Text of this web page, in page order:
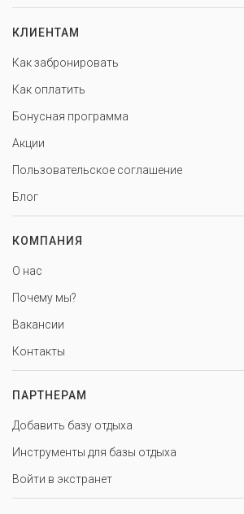
КЛИЕНТАМ
Как забронировать
Как оплатить
Бонусная программа
Акции
Пользовательское соглашение
Блог
КОМПАНИЯ
О нас
Почему мы?
Вакансии
Контакты
ПАРТНЕРАМ
Добавить базу отдыха
Инструменты для базы отдыха
Войти в экстранет